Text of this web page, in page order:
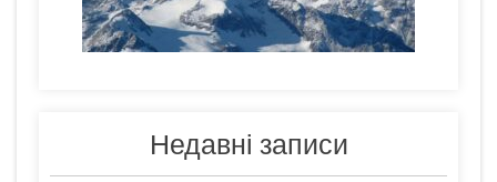
Недавні записи